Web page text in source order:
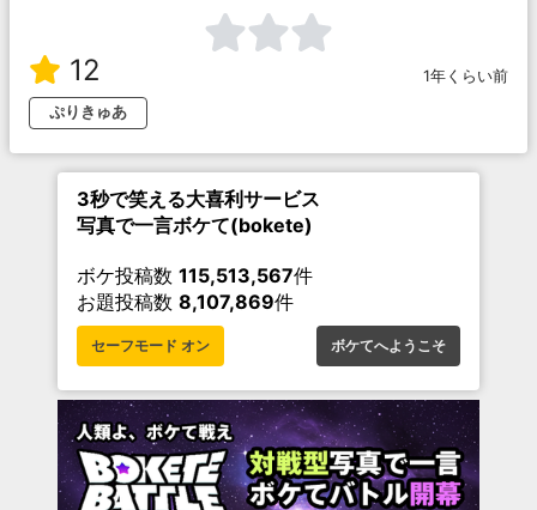
12
1年くらい前
ぷりきゅあ
3秒で笑える大喜利サービス
写真で一言ボケて(bokete)
ボケ投稿数 115,513,567件
お題投稿数 8,107,869件
セーフモード オン ボケてへようこそ